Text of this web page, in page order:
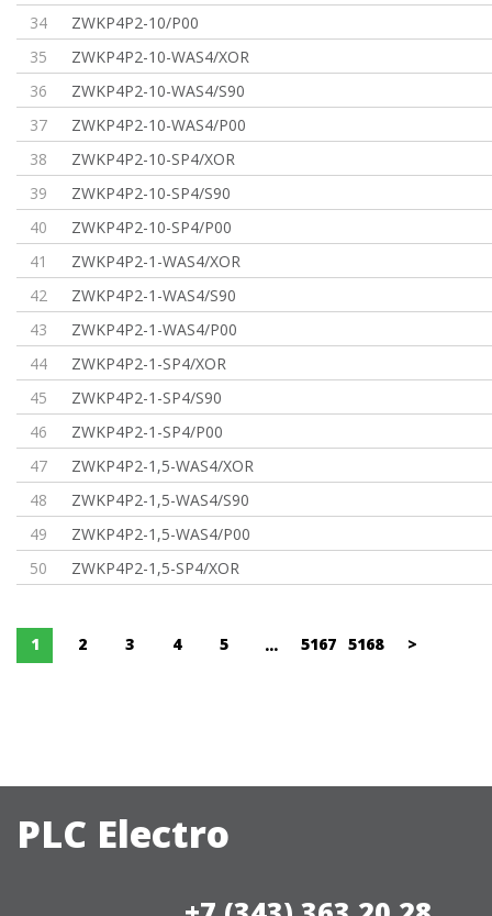
34
ZWKP4P2-10/P00
35
ZWKP4P2-10-WAS4/XOR
36
ZWKP4P2-10-WAS4/S90
37
ZWKP4P2-10-WAS4/P00
38
ZWKP4P2-10-SP4/XOR
39
ZWKP4P2-10-SP4/S90
40
ZWKP4P2-10-SP4/P00
41
ZWKP4P2-1-WAS4/XOR
42
ZWKP4P2-1-WAS4/S90
43
ZWKP4P2-1-WAS4/P00
44
ZWKP4P2-1-SP4/XOR
45
ZWKP4P2-1-SP4/S90
46
ZWKP4P2-1-SP4/P00
47
ZWKP4P2-1,5-WAS4/XOR
48
ZWKP4P2-1,5-WAS4/S90
49
ZWKP4P2-1,5-WAS4/P00
50
ZWKP4P2-1,5-SP4/XOR
1 2 3 4 5 ... 5167 5168 >
PLC Electro